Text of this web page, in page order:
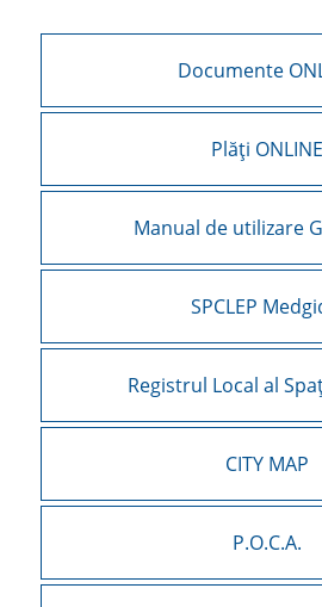
Documente
Plăți ONLINE
Manual de utilizare
SPCLEP
Registrul Local al
CITY MAP
P.O.C.A.